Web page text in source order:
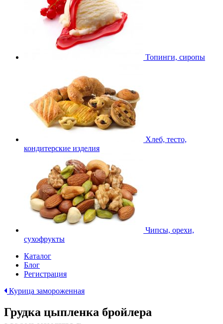
Топинги, сиропы
Хлеб, тесто,
кондитерские изделия
Чипсы, орехи,
сухофрукты
Каталог
Блог
Регистрация
Курица замороженная
Грудка цыпленка бройлера